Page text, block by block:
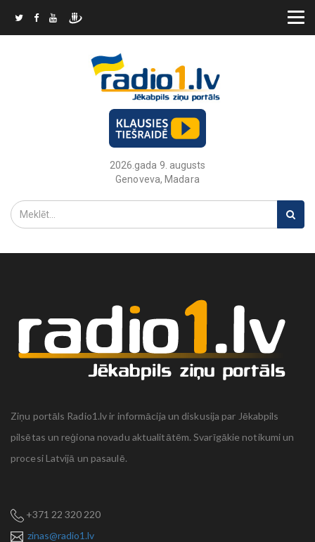
2026.gada 9. augusts
Genoveva, Madara
Ziņu portāls Radio1.lv ir informācija un diskusija par Jēkabpils
pilsētas un reģiona novadu aktualitātēm. Svarīgākie notikumi un
procesi Latvijā un pasaulē.
+371 22 320 220
zinas@radio1.lv